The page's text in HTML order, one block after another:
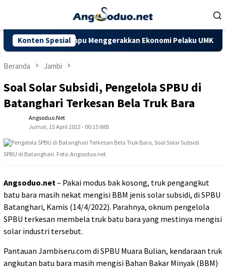
Konten Spesial
Mampu Menggerakkan Ekonomi Pelaku UMKM
Beranda Jambi
Soal Solar Subsidi, Pengelola SPBU di
Batanghari Terkesan Bela Truk Bara
Angsoduo.net
Jumat, 15 April 2022 - 00:15 WIB
SPBU di Batanghari. Foto: Angsoduo.net
Angsoduo.net– Pakai modus bak kosong, truk pengangkut
batu bara masih nekat mengisi BBM jenis solar subsidi, di SPBU
Batanghari, Kamis (14/4/2022). Parahnya, oknum pengelola
SPBU terkesan membela truk batu bara yang mestinya mengisi
solar industri tersebut.
Pantauan Jambiseru.com di SPBU Muara Bulian, kendaraan truk
angkutan batu bara masih mengisi Bahan Bakar Minyak (BBM)